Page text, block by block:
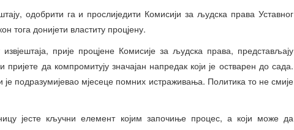
одобрити га и прослиједити Комисији за људска права Уставног
тога донијети властиту процјену.
прије процјене Комисије за људска права, представљају
да компромитују значајан напредак који је остварен до сада.
подразумијевао мјесеце помних истраживања. Политика то не смије
јесте кључни елемент којим започиње процес, а који може да